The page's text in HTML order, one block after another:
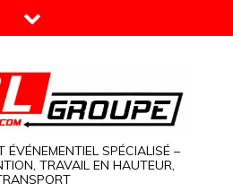
ÉVÉNEMENTIEL SPÉCIALISÉ –
TRAVAIL EN HAUTEUR,